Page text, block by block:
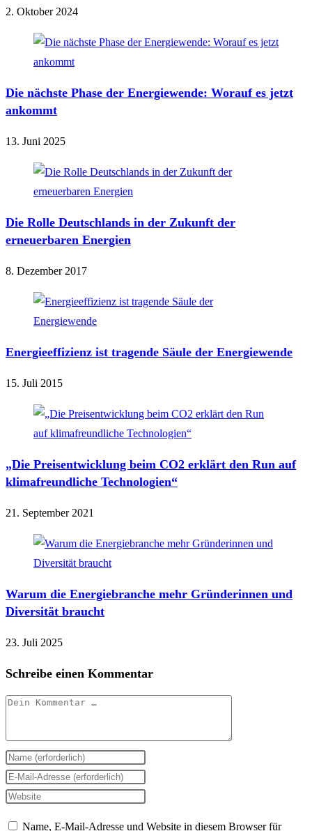
2. Oktober 2024
Die nächste Phase der Energiewende: Worauf es jetzt
ankommt
13. Juni 2025
Die Rolle Deutschlands in der Zukunft der
erneuerbaren Energien
8. Dezember 2017
Energieeffizienz ist tragende Säule der Energiewende
15. Juli 2015
„Die Preisentwicklung beim CO2 erklärt den Run auf
klimafreundliche Technologien“
21. September 2021
Warum die Energiebranche mehr Gründerinnen und
Diversität braucht
23. Juli 2025
Schreibe einen Kommentar
Kommentar
Gib
deinen
Namen
Gib
deine
Gib
Name, E-Mail-Adresse und Website in diesem Browser für